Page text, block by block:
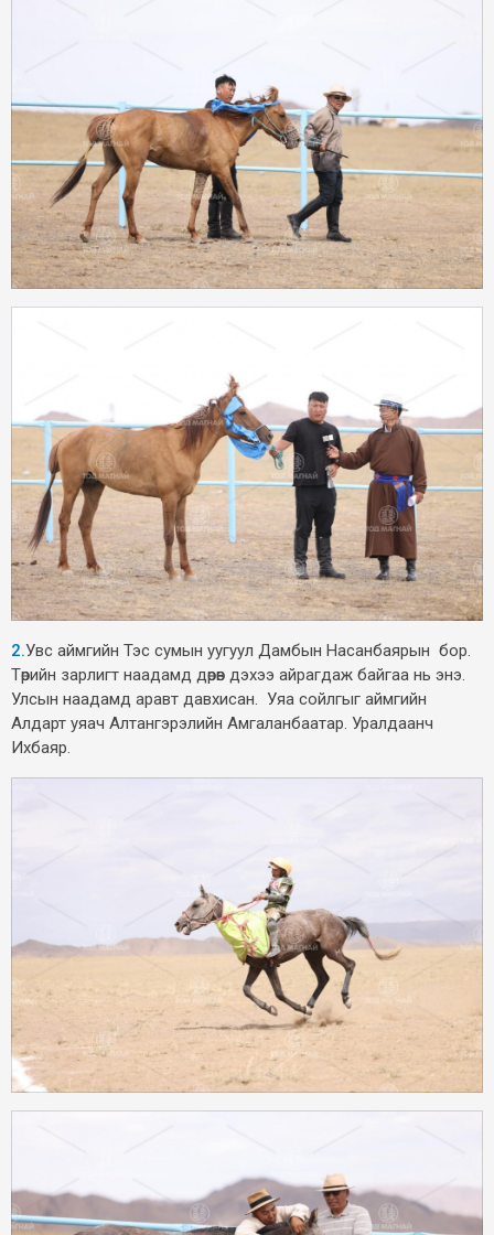
2.Увс аймгийн Тэс сумын уугуул Дамбын Насанбаярын бор.
Төрийн зарлигт наадамд дөрөв дэхээ айрагдаж байгаа нь энэ.
Улсын наадамд аравт давхисан. Уяа сойлгыг аймгийн
Алдарт уяач Алтангэрэлийн Амгаланбаатар. Уралдаанч
Ихбаяр.